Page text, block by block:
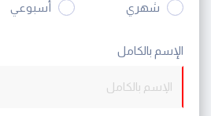
شهري أسبوعي
الإسم بالكامل